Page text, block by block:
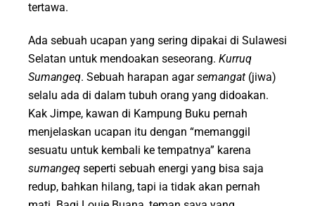
tertawa.
Ada sebuah ucapan yang sering dipakai di Sulawesi
Selatan untuk mendoakan seseorang. Kurruq
Sumangeq. Sebuah harapan agarsemangat (jiwa)
selalu ada di dalam tubuh orang yang didoakan.
Kak Jimpe, kawan di Kampung Buku pernah
menjelaskan ucapan itu dengan “memanggil
sesuatu untuk kembali ke tempatnya” karena
sumangeq seperti sebuah energi yang bisa saja
redup, bahkan hilang, tapi ia tidak akan pernah